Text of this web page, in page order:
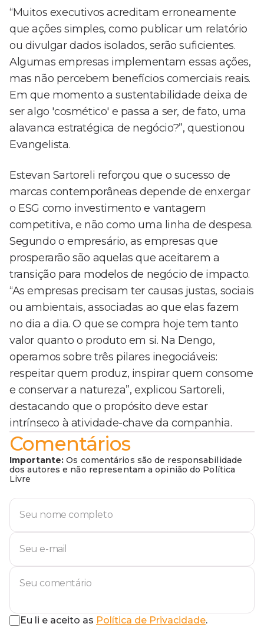
“Muitos executivos acreditam erroneamente
que ações simples, como publicar um relatório
ou divulgar dados isolados, serão suficientes.
Algumas empresas implementam essas ações,
mas não percebem benefícios comerciais reais.
Em que momento a sustentabilidade deixa de
ser algo 'cosmético' e passa a ser, de fato, uma
alavanca estratégica de negócio?”, questionou
Evangelista.
Estevan Sartoreli reforçou que o sucesso de
marcas contemporâneas depende de enxergar
o ESG como investimento e vantagem
competitiva, e não como uma linha de despesa.
Segundo o empresário, as empresas que
prosperarão são aquelas que aceitarem a
transição para modelos de negócio de impacto.
“As empresas precisam ter causas justas, sociais
ou ambientais, associadas ao que elas fazem
no dia a dia. O que se compra hoje tem tanto
valor quanto o produto em si. Na Dengo,
operamos sobre três pilares inegociáveis:
respeitar quem produz, inspirar quem consome
e conservar a natureza”, explicou Sartoreli,
destacando que o propósito deve estar
intrínseco à atividade-chave da companhia.
Comentários
Importante: Os comentários são de responsabilidade
dos autores e não representam a opinião do Política
Livre
Eu li e aceito as Política de Privacidade.